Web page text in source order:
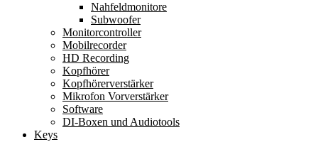
Nahfeldmonitore
Subwoofer
Monitorcontroller
Mobilrecorder
HD Recording
Kopfhörer
Kopfhörerverstärker
Mikrofon Vorverstärker
Software
DI-Boxen und Audiotools
Keys